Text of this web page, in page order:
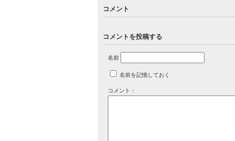
コメント
コメントを投稿する
名前
名前を記憶しておく
コメント：